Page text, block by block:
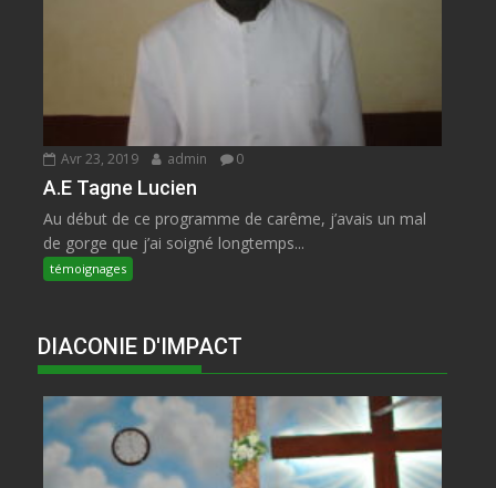
Avr 23, 2019 admin 0
A.E Tagne Lucien
Au début de ce programme de carême, j’avais un mal
de gorge que j’ai soigné longtemps...
témoignages
DIACONIE D'IMPACT